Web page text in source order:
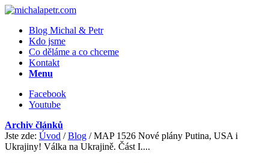
Blog Michal & Petr
Kdo jsme
Co děláme a co chceme
Kontakt
Menu
Facebook
Youtube
Archiv článků
Jste zde: Úvod / Blog / MAP 1526 Nové plány Putina, USA i
Ukrajiny! Válka na Ukrajině. Část I....